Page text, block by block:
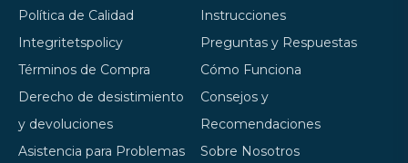
Política de Calidad
Integritetspolicy
Términos de Compra
Derecho de desistimiento
y devoluciones
Asistencia para Problemas
Instrucciones
Preguntas y Respuestas
Cómo Funciona
Consejos y
Recomendaciones
Sobre Nosotros